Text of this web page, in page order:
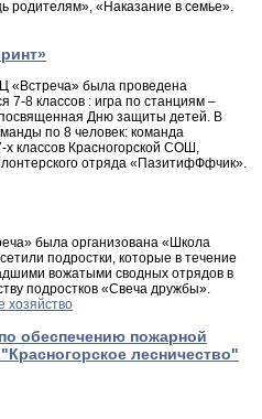
«Наказание в семье».
«Встреча» была проведена
7-8 классов : игра по станциям –
Дню защиты детей. В
по 8 человек: команда
х классов Красногорской СОШ,
отряда «ПазитифФфчик».
была организована «Школа
подростки, которые в течение
вожатыми сводных отрядов в
подростков «Свеча дружбы».
хозяйство
обеспечению пожарной
лесничество"